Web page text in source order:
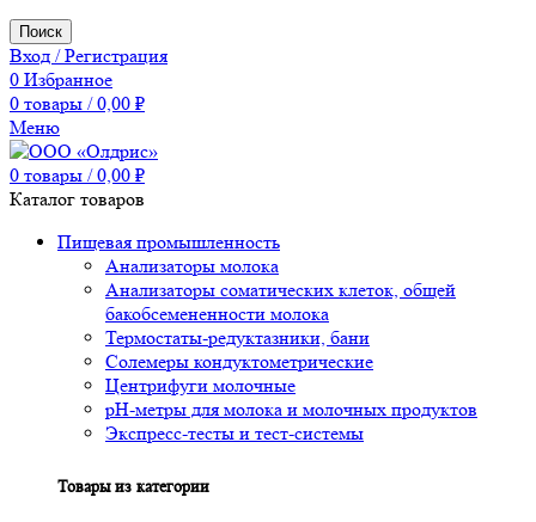
Поиск
Вход / Регистрация
0 Избранное
0 товары / 0,00 ₽
Меню
0 товары / 0,00 ₽
Каталог товаров
Пищевая промышленность
Анализаторы молока
Анализаторы соматических клеток, общей
бакобсемененности молока
Термостаты-редуктазники, бани
Солемеры кондуктометрические
Центрифуги молочные
pH-метры для молока и молочных продуктов
Экспресс-тесты и тест-системы
Товары из категории